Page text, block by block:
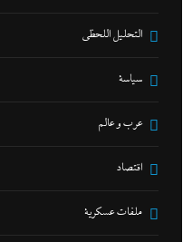
التحليل اللحظي
سياسة
عرب و عالم
اقتصاد
ملفات عسكرية